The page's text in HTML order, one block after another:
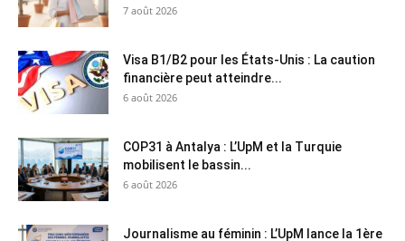
7 août 2026
Visa B1/B2 pour les États-Unis : La caution
financière peut atteindre...
6 août 2026
COP31 à Antalya : L’UpM et la Turquie
mobilisent le bassin...
6 août 2026
Journalisme au féminin : L’UpM lance la 1ère